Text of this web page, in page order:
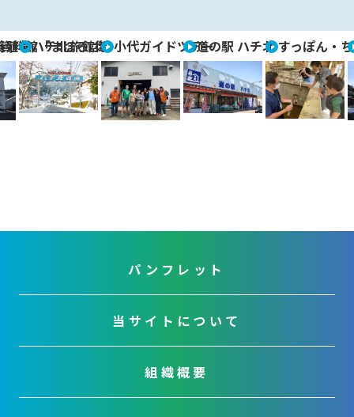
vi
o
u
s
xt
殖場
料館「まほろば」
ハチ北旅館街 小代ガイドツアー道の駅 ハチ北 すっぽん・
パンフレット
当サイトについて
組織概要